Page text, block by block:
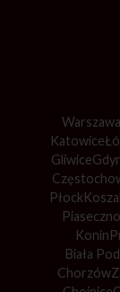
Warszawa
Katowice
Gliwice
Płock
Piaseczno
Konin
Biała
Chorzów